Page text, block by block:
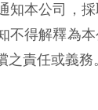
知本公司，
不得解釋為
責任或義務